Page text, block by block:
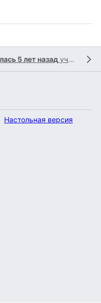
5 лет назад участником
Настольная версия